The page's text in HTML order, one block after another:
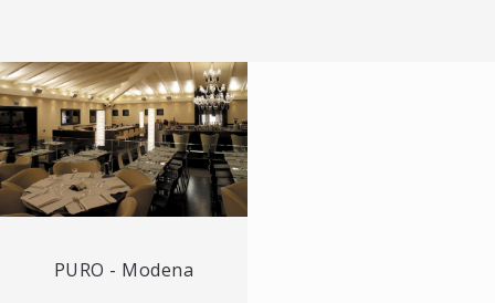
PURO - Modena